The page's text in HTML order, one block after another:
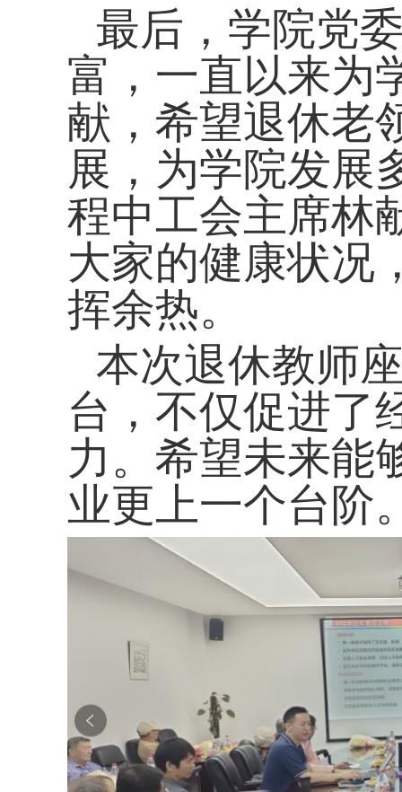
最后，学院党
富，一直以来为
献，希望退休老
展，为学院发展
程中工会主席林
大家的健康状况
挥余热。
本次退休教师
台，不仅促进了
力。希望未来能
业更上一个台阶